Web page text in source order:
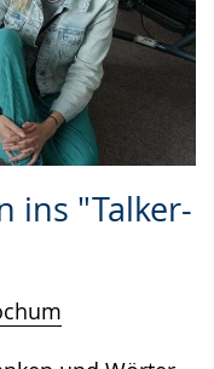
ins "Talker-